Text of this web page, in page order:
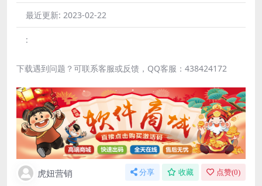
最近更新: 2023-02-22
:
下载遇到问题？可联系客服或反馈，QQ客服：438424172
虎妞营销 分享 收藏 点赞(0)